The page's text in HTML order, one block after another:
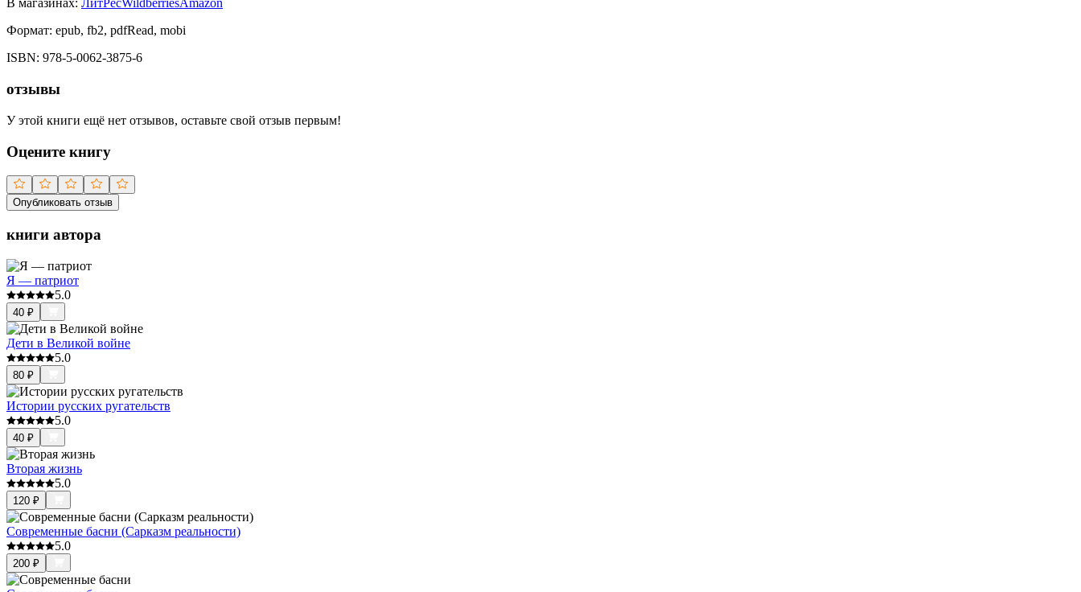
В магазинах: ЛитРесWildberriesAmazon
Формат: epub, fb2, pdfRead, mobi
ISBN: 978-5-0062-3875-6
отзывы
У этой книги ещё нет отзывов, оставьте свой отзыв первым!
Оцените книгу
Опубликовать отзыв
книги автора
Я — патриот
5.0
40 ₽
Дети в Великой войне
5.0
80 ₽
Истории русских ругательств
5.0
40 ₽
Вторая жизнь
5.0
120 ₽
Современные басни (Сарказм реальности)
5.0
200 ₽